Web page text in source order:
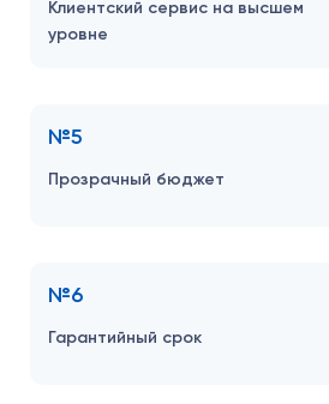
Клиентский сервис на высшем
уровне
№5
Прозрачный бюджет
№6
Гарантийный срок